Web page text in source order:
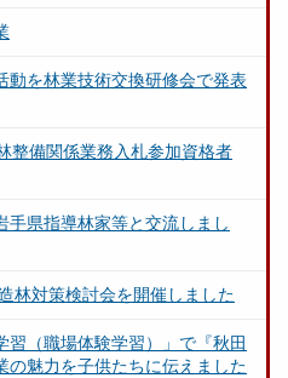
動を林業技術交換研修会で発表
整備関係業務入札参加資格者
手県指導林家等と交流しまし
林対策検討会を開催しました
習（職場体験学習）」で『秋田
の魅力を子供たちに伝えました